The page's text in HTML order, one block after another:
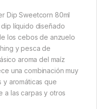
Dip Sweetcorn 80ml
líquido diseñado
los cebos de anzuelo
y pesca de
aroma del maíz
una combinación muy
y aromáticas que
a las carpas y otros